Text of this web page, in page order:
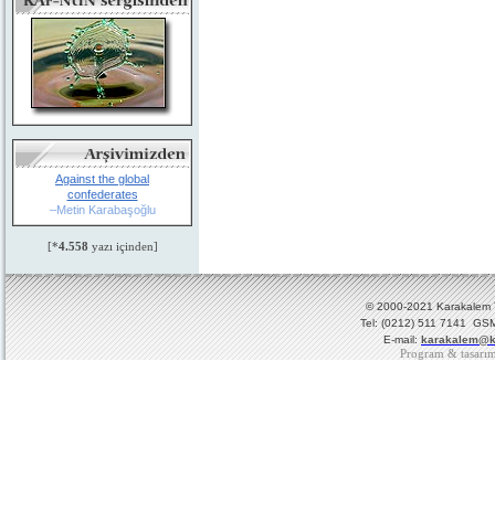
Against the global
confederates
–Metin Karabaşoğlu
[*4.558 yazı içinden]
© 2000-2021 Karakalem
Tel: (0212) 511 7141
E-mail:
Program &